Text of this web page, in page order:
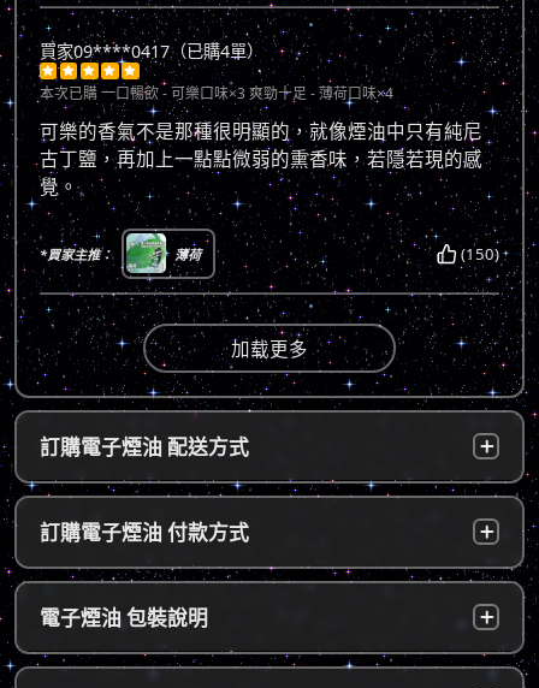
買家09****0417（已購4單）
    
本次已購一口暢飲 - 可樂口味×3 爽勁十足 - 薄荷口味×4
可樂的香氣不是那種很明顯的，就像煙油中只有純尼
古丁鹽，再加上一點點微弱的熏香味，若隱若現的感
覺。
*買家主推： 薄荷 (150)
加载更多
訂購電子煙油 配送方式
台灣本島：
a. 黑貓宅配：訂單成立後，24小時內寄出，2
～5個工作天內可送達指定地址。
b. 7-11便利店：訂單成立後，24小時內寄出，
2～5個工作天內可送達指定便利店。（ 如遇休
延。遇異常出貨情況，將另外通知您）。
訂購電子煙油 付款方式
貨到付款：
使用貨到付款方式只需於配達貨物時，將訂單
款項以新台幣現金的方式繳款，即可完成付
款。
電子煙油 包裝說明